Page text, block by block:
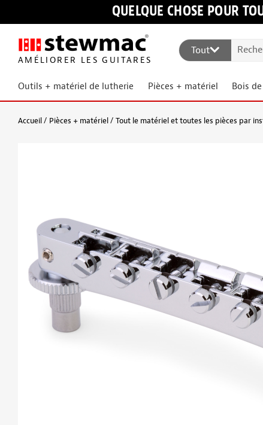
QUELQUE CHOSE POUR
AMÉLIORER LES GUITARES
Tout
Outils + matériel de lutherie Pièces + matériel Bois
Accueil Pièces + matériel Tout le matériel et toutes les pièces par